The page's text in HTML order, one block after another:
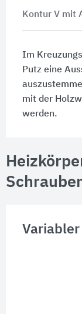
Kontur V mit
Im
Putz eine
mit der
werden.